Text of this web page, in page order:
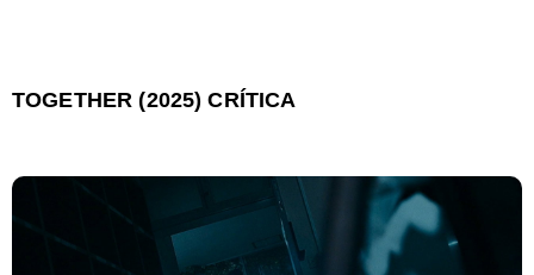
TOGETHER (2025) CRÍTICA